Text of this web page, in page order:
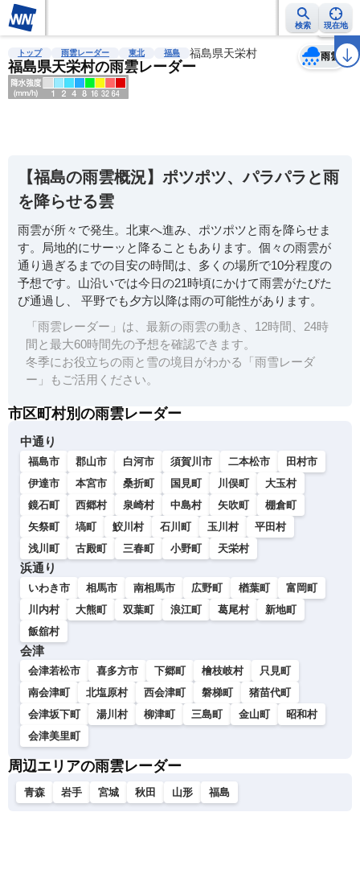
検索 現在地
雨雲レーダー 台風情報 地震情報 警報・注意報 2週間天気 ラ
トップ 雨雲レーダー 東北 福島 福島県天栄村
福島県天栄村の雨雲レーダー
雨雲
天気 台風
【福島の雨雲概況】ポツポツ、パラパラと雨
を降らせる雲
雨雲が所々で発生。北東へ進み、ポツポツと雨を降らせま
す。局地的にサーッと降ることもあります。個々の雨雲が
通り過ぎるまでの目安の時間は、多くの場所で10分程度の
予想です。山沿いでは今日の21時頃にかけて雨雲がたびた
び通過し、 平野でも夕方以降は雨の可能性があります。
「雨雲レーダー」は、最新の雨雲の動き、12時間、24時
間と最大60時間先の予想を確認できます。
冬季にお役立ちの雨と雪の境目がわかる「雨雪レーダ
ー」もご活用ください。
市区町村別の雨雲レーダー
中通り
福島市 郡山市 白河市 須賀川市 二本松市
田村市
伊達市
本宮市 桑折町 国見町 川俣町
大玉村
鏡石町
西郷村 泉崎村 中島村 矢吹町
棚倉町
矢祭町
塙町 鮫川村 石川町 玉川村
平田村
浅川町
古殿町 三春町 小野町 天栄村
浜通り
いわき市 相馬市 南相馬市 広野町 楢葉町
富岡町
川内村
大熊町 双葉町 浪江町 葛尾村
新地町
飯舘村
会津
会津若松市 喜多方市 下郷町 檜枝岐村
只見町
南会津町
北塩原村 西会津町 磐梯町
猪苗代町
会津坂下町
湯川村 柳津町 三島町 金山町
昭和村
会津美里町
周辺エリアの雨雲レーダー
青森 岩手 宮城 秋田 山形 福島